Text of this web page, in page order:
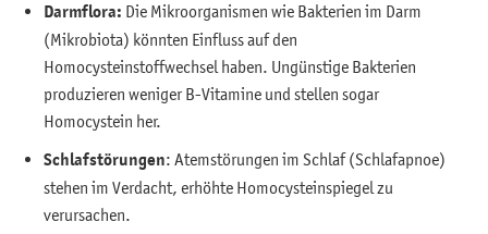
Darmflora: Die Mikroorganismen wie Bakterien im Darm
(Mikrobiota) könnten Einfluss auf den
Homocysteinstoffwechsel haben. Ungünstige Bakterien
produzieren weniger B-Vitamine und stellen sogar
Homocystein her.
Schlafstörungen: Atemstörungen im Schlaf (Schlafapnoe)
stehen im Verdacht, erhöhte Homocysteinspiegel zu
verursachen.